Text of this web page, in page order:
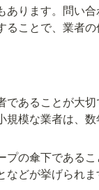
あります。問い
ることで、業者
であることが大
模な業者は、
プの傘下である
どが挙げられま